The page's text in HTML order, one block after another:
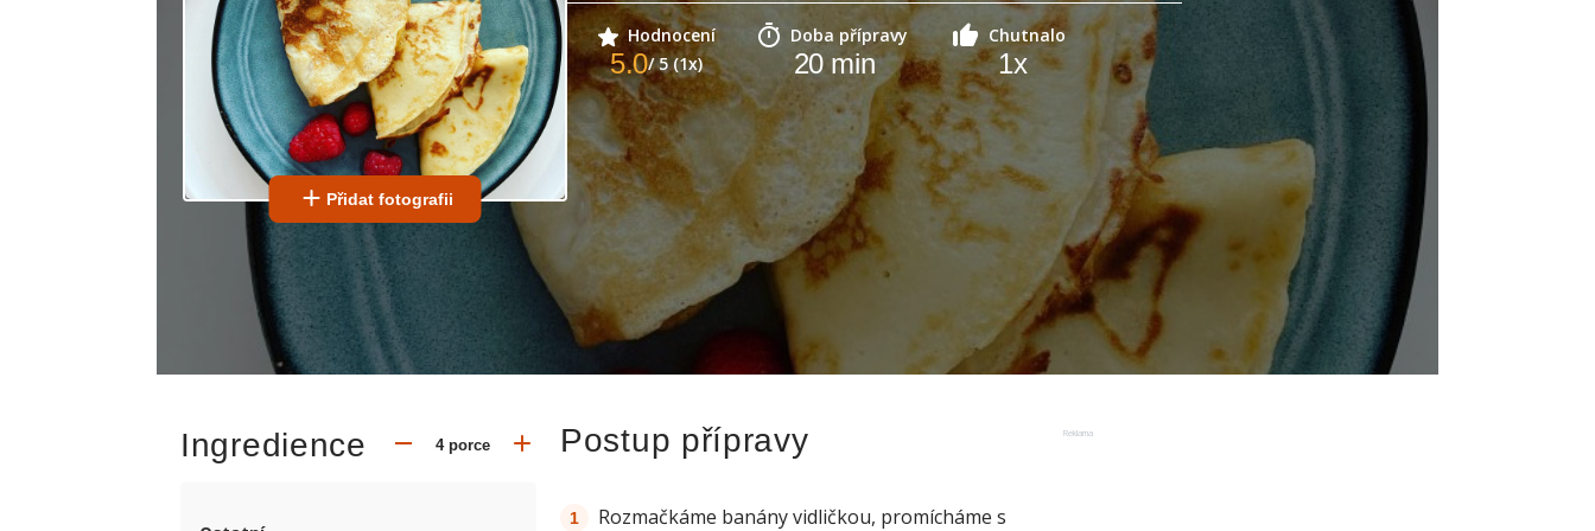
Přidat fotografii
Hodnocení
5.0/ 5 (1x)
Doba přípravy
20min
Chutnalo
1x
Reklama
Ingredience Postup přípravy
Rozmačkáme banány vidličkou, promícháme s